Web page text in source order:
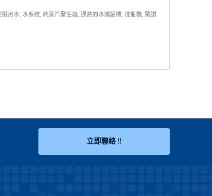
用水, 水系統, 純蒸汽發生器, 過熱的水滅菌機, 洗瓶機, 隧道
立即聯絡 !!